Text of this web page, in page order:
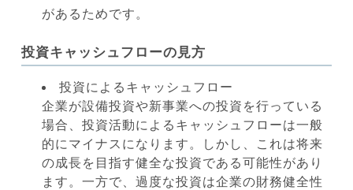
があるためです。
投資キャッシュフローの見方
投資によるキャッシュフロー
企業が設備投資や新事業への投資を行っている
場合、投資活動によるキャッシュフローは一般
的にマイナスになります。しかし、これは将来
の成長を目指す健全な投資である可能性があり
ます。一方で、過度な投資は企業の財務健全性